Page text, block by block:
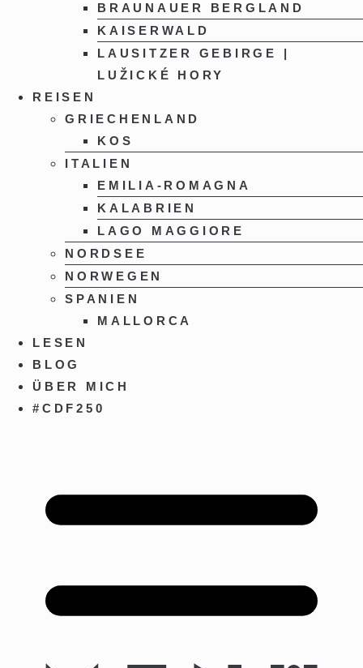
BRAUNAUER BERGLAND
KAISERWALD
LAUSITZER GEBIRGE |
LUŽICKÉ HORY
REISEN
GRIECHENLAND
KOS
ITALIEN
EMILIA-ROMAGNA
KALABRIEN
LAGO MAGGIORE
NORDSEE
NORWEGEN
SPANIEN
MALLORCA
LESEN
BLOG
ÜBER MICH
#CDF250